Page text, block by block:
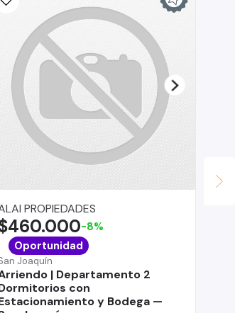
PROPIEDADES
Joaquín
| Departamento 2
con
y Bodega —
-8%
Oportunidad